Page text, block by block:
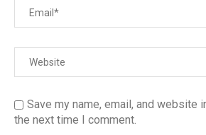
Save my name, email, and website
the next time I comment.